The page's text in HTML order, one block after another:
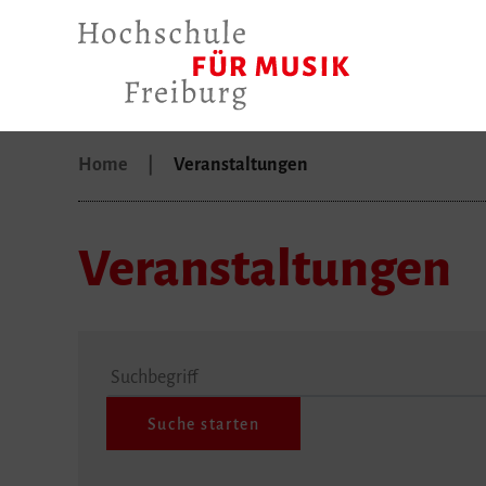
Home Veranstaltungen
Veranstaltungen
Suchbegriff